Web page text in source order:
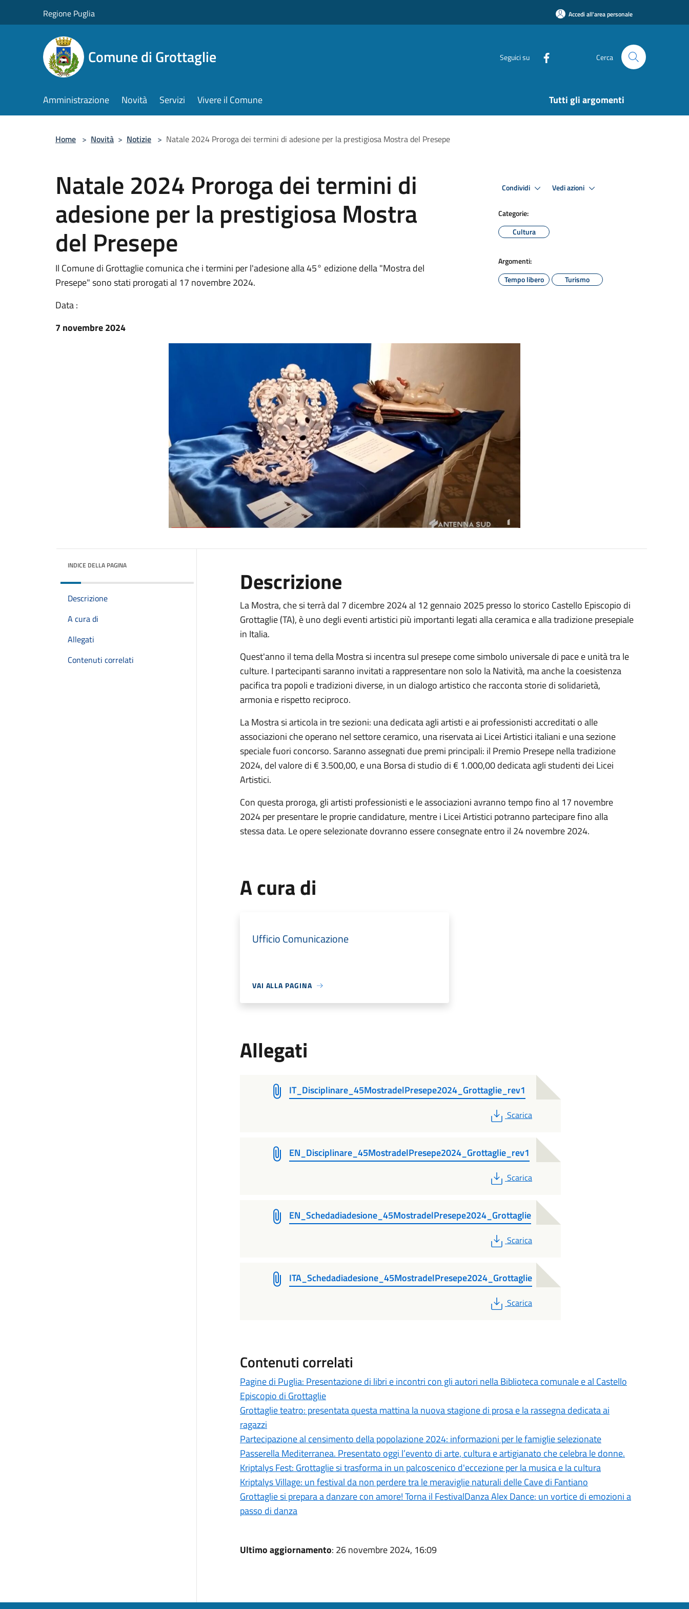
Regione Puglia Accedi all'area personale
Comune di Grottaglie Seguici su Cerca
Amministrazione Novità Servizi Vivere il Comune Tutti gli argomenti
Home > Novità > Notizie > Natale 2024 Proroga dei termini di adesione per la prestigiosa Mostra del Presepe
Natale 2024 Proroga dei termini di
adesione per la prestigiosa Mostra
del Presepe
Il Comune di Grottaglie comunica che i termini per l'adesione alla 45° edizione della "Mostra del
Presepe" sono stati prorogati al 17 novembre 2024.
Data :
7 novembre 2024
Condividi Vedi azioni
Categorie:
Cultura
Argomenti:
Tempo libero
Turismo
INDICE DELLA PAGINA
Descrizione
A cura di
Allegati
Contenuti correlati
Descrizione
La Mostra, che si terrà dal 7 dicembre 2024 al 12 gennaio 2025 presso lo storico Castello Episcopio di
Grottaglie (TA), è uno degli eventi artistici più importanti legati alla ceramica e alla tradizione presepiale
in Italia.
Quest'anno il tema della Mostra si incentra sul presepe come simbolo universale di pace e unità tra le
culture. I partecipanti saranno invitati a rappresentare non solo la Natività, ma anche la coesistenza
pacifica tra popoli e tradizioni diverse, in un dialogo artistico che racconta storie di solidarietà,
armonia e rispetto reciproco.
La Mostra si articola in tre sezioni: una dedicata agli artisti e ai professionisti accreditati o alle
associazioni che operano nel settore ceramico, una riservata ai Licei Artistici italiani e una sezione
speciale fuori concorso. Saranno assegnati due premi principali: il Premio Presepe nella tradizione
2024, del valore di € 3.500,00, e una Borsa di studio di € 1.000,00 dedicata agli studenti dei Licei
Artistici.
Con questa proroga, gli artisti professionisti e le associazioni avranno tempo fino al 17 novembre
2024 per presentare le proprie candidature, mentre i Licei Artistici potranno partecipare fino alla
stessa data. Le opere selezionate dovranno essere consegnate entro il 24 novembre 2024.
A cura di
Ufficio Comunicazione
VAI ALLA PAGINA
Allegati
IT_Disciplinare_45MostradelPresepe2024_Grottaglie_rev1
PDF
Scarica
EN_Disciplinare_45MostradelPresepe2024_Grottaglie_rev1
PDF
Scarica
EN_Schedadiadesione_45MostradelPresepe2024_Grottaglie
PDF
Scarica
ITA_Schedadiadesione_45MostradelPresepe2024_Grottaglie
PDF
Scarica
Contenuti correlati
Pagine di Puglia: Presentazione di libri e incontri con gli autori nella Biblioteca comunale e al Castello
Episcopio di Grottaglie
Grottaglie teatro: presentata questa mattina la nuova stagione di prosa e la rassegna dedicata ai
ragazzi
Partecipazione al censimento della popolazione 2024: informazioni per le famiglie selezionate
Passerella Mediterranea. Presentato oggi l’evento di arte, cultura e artigianato che celebra le donne.
Kriptalys Fest: Grottaglie si trasforma in un palcoscenico d'eccezione per la musica e la cultura
Kriptalys Village: un festival da non perdere tra le meraviglie naturali delle Cave di Fantiano
Grottaglie si prepara a danzare con amore! Torna il FestivalDanza Alex Dance: un vortice di emozioni a
passo di danza
Ultimo aggiornamento: 26 novembre 2024, 16:09